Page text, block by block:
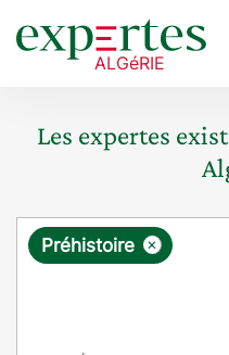
Les expertes
R
×
Préhistoire